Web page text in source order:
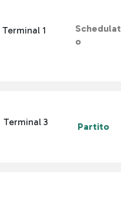
Terminal 1
Schedulat
o
Terminal 3 Partito